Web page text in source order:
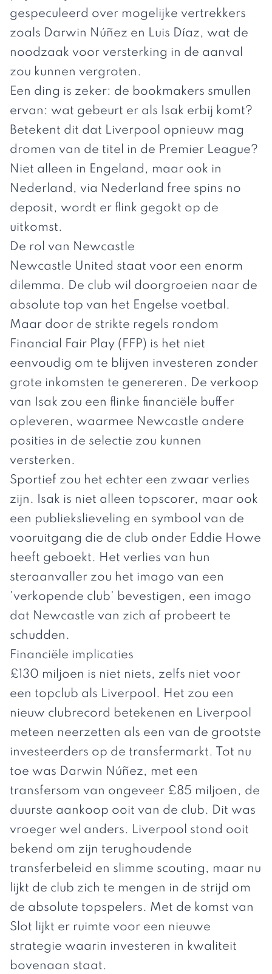
gespeculeerd over mogelijke vertrekkers
zoals Darwin Núñez en Luis Díaz, wat de
noodzaak voor versterking in de aanval
zou kunnen vergroten.
Een ding is zeker: de bookmakers smullen
ervan: wat gebeurt er als Isak erbij komt?
Betekent dit dat Liverpool opnieuw mag
dromen van de titel in de Premier League?
Niet alleen in Engeland, maar ook in
Nederland, via Nederland free spins no
deposit, wordt er flink gegokt op de
uitkomst.
De rol van Newcastle
Newcastle United staat voor een enorm
dilemma. De club wil doorgroeien naar de
absolute top van het Engelse voetbal.
Maar door de strikte regels rondom
Financial Fair Play (FFP) is het niet
eenvoudig om te blijven investeren zonder
grote inkomsten te genereren. De verkoop
van Isak zou een flinke financiële buffer
opleveren, waarmee Newcastle andere
posities in de selectie zou kunnen
versterken.
Sportief zou het echter een zwaar verlies
zijn. Isak is niet alleen topscorer, maar ook
een publiekslieveling en symbool van de
vooruitgang die de club onder Eddie Howe
heeft geboekt. Het verlies van hun
steraanvaller zou het imago van een
'verkopende club' bevestigen, een imago
dat Newcastle van zich af probeert te
schudden.
Financiële implicaties
£130 miljoen is niet niets, zelfs niet voor
een topclub als Liverpool. Het zou een
nieuw clubrecord betekenen en Liverpool
meteen neerzetten als een van de grootste
investeerders op de transfermarkt. Tot nu
toe was Darwin Núñez, met een
transfersom van ongeveer £85 miljoen, de
duurste aankoop ooit van de club. Dit was
vroeger wel anders. Liverpool stond ooit
bekend om zijn terughoudende
transferbeleid en slimme scouting, maar nu
lijkt de club zich te mengen in de strijd om
de absolute topspelers. Met de komst van
Slot lijkt er ruimte voor een nieuwe
strategie waarin investeren in kwaliteit
bovenaan staat.